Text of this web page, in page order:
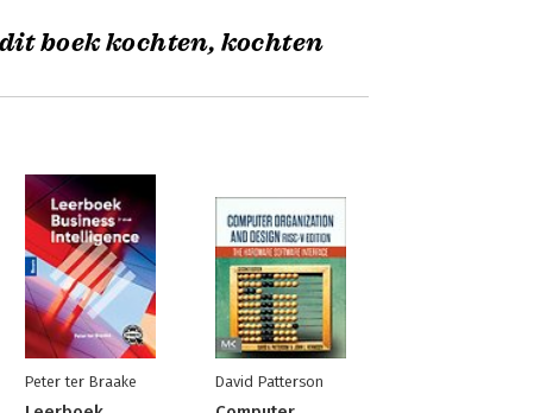
boek kochten, kochten
Peter ter Braake David Patterson